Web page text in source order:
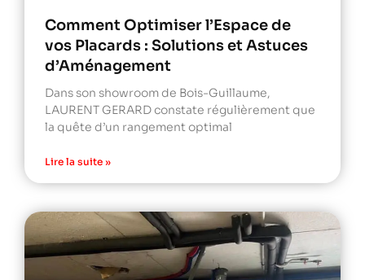
Comment Optimiser l’Espace de
vos Placards : Solutions et Astuces
d’Aménagement
Dans son showroom de Bois-Guillaume,
LAURENT GERARD constate régulièrement que
la quête d’un rangement optimal
Lire la suite »